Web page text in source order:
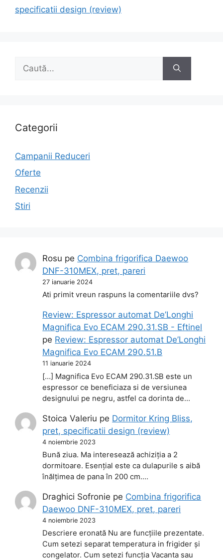
specificatii design (review)
după:
Categorii
Campanii Reduceri
Oferte
Recenzii
Stiri
Rosu pe Combina frigorifica Daewoo
DNF-310MEX, pret, pareri
27 ianuarie 2024
Ati primit vreun raspuns la comentariile dvs?
Review: Espressor automat De’Longhi
Magnifica Evo ECAM 290.31.SB - Eftinel
pe Review: Espressor automat De’Longhi
Magnifica Evo ECAM 290.51.B
11 ianuarie 2024
[…] Magnifica Evo ECAM 290.31.SB este un
espressor ce beneficiaza si de versiunea
designului pe negru, astfel ca dorinta de…
Stoica Valeriu pe Dormitor Kring Bliss,
pret, specificatii design (review)
4 noiembrie 2023
Bună ziua. Ma interesează achiziția a 2
dormitoare. Esențial este ca dulapurile s aibă
înălțimea de pana în 200 cm.…
Draghici Sofronie pe Combina frigorifica
Daewoo DNF-310MEX, pret, pareri
4 noiembrie 2023
Descriere eronată Nu are funcțiile prezentate.
Cum setezi separat temperatura in frigider și
congelator. Cum setezi funcția Vacanta sau